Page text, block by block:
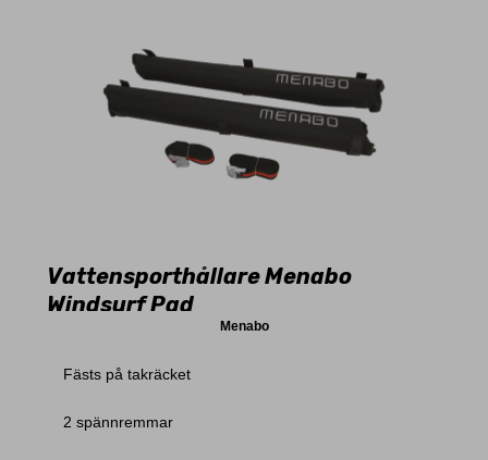
Vattensporthållare Menabo
Windsurf Pad
Menabo
Fästs på takräcket
2 spännremmar